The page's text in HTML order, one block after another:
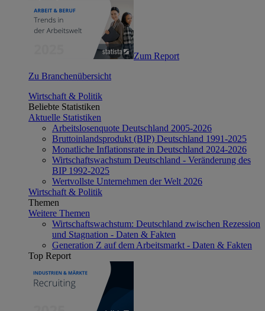
Zum Report
Zu Branchenübersicht
Wirtschaft & Politik
Beliebte Statistiken
Aktuelle Statistiken
Arbeitslosenquote Deutschland 2005-2026
Bruttoinlandsprodukt (BIP) Deutschland 1991-2025
Monatliche Inflationsrate in Deutschland 2024-2026
Wirtschaftswachstum Deutschland - Veränderung des
BIP 1992-2025
Wertvollste Unternehmen der Welt 2026
Wirtschaft & Politik
Themen
Weitere Themen
Wirtschaftswachstum: Deutschland zwischen Rezession
und Stagnation - Daten & Fakten
Generation Z auf dem Arbeitsmarkt - Daten & Fakten
Top Report